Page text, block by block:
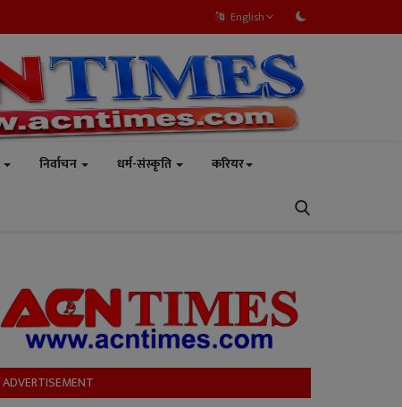
English
निर्वाचन धर्म-संस्कृति करियर
ADVERTISEMENT